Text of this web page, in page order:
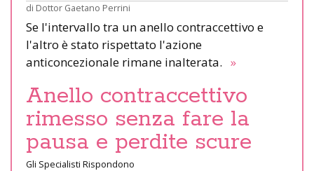
di Dottor Gaetano Perrini
Se l'intervallo tra un anello contraccettivo e
l'altro è stato rispettato l'azione
anticoncezionale rimane inalterata. »
Anello contraccettivo
rimesso senza fare la
pausa e perdite scure
Gli Specialisti Rispondono